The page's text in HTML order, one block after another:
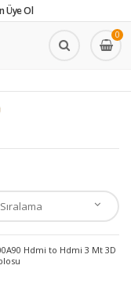
Üye Ol
0
Hdmi to Hdmi 3 Mt 3D